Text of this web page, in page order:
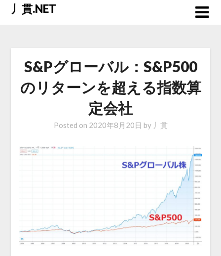
Skip丿貫.NET
S&Pグローバル：S&P500
のリターンを超える指数算
定会社
Posted on 2020年8月20日 by 丿貫